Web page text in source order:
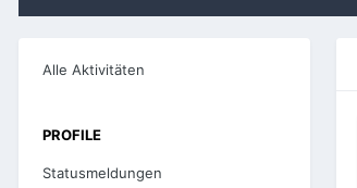
Alle Aktivitäten
PROFILE
Statusmeldungen